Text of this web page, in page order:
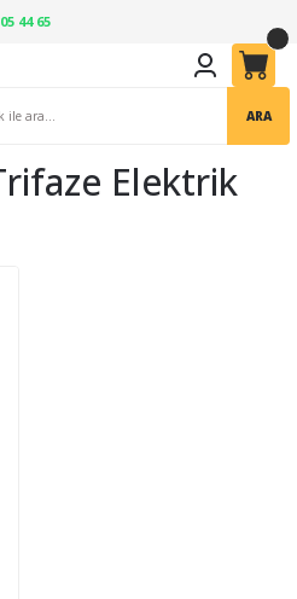
44 65
ARA
Elektrik